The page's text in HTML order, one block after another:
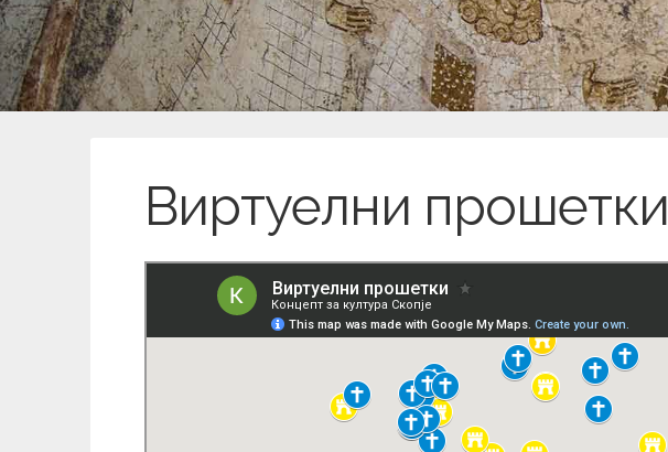
Виртуелни прошетки